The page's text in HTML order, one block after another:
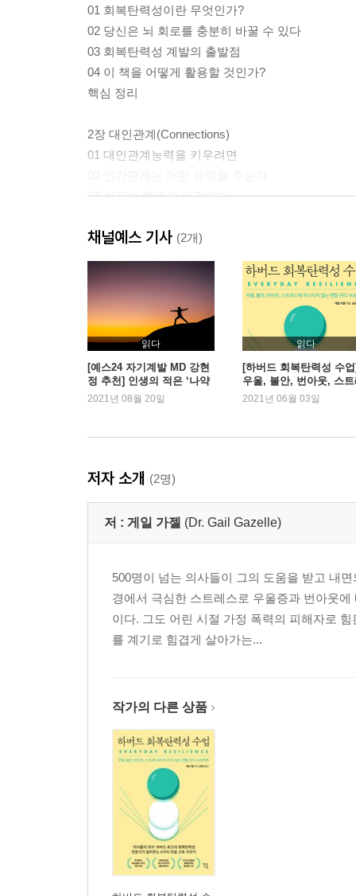
01 회복탄력성이란 무엇인가?
02 당신은 뇌 회로를 충분히 바꿀 수 있다
03 회복탄력성 계발의 출발점
04 이 책을 어떻게 활용할 것인가?
핵심 정리
2장 대인관계(Connections)
01 대인관계능력을 키우려면
03 섬김이 행복의 비결이다
3장 유연성(Flexibility)
01 유연성을 키우려면
02 세상의 모든 것은 변한다
03 관점을 바꾸면 사고가 유연해진다
핵심 정리
4장 끈기(Perseverance)
01 끈기를 키우려면
핵심 정리
5장 자기조절(Self-Regulation)
01 자기조절능력을 키우려면
핵심 정리
7장 자기돌봄(Self-Care)
01 자기돌봄능력을 키우려면
02 나는 판단이 아닌 공감의 대상이다
03 나만을 위한 시간을 따로 만들자
8장 회복탄력성은 마라톤이다
채널예스 기사 (2개)
읽다
[예스24 자기계발 MD 강현
정 추천] 인생의 적은 ‘나약
함’ 멘탈을 단단히!
2021년 08월 20일
읽다
[하버드 회복탄력성 수
우울, 불안, 번아웃, 스
스에 무너지지 않는 멘
리 프로젝트
2021년 06월 03일
저자 소개 (2명)
저 : 게일 가젤 (Dr. Gail Gazelle)
500명이 넘는 의사들이 그의 도움을 받고 내
경에서 극심한 스트레스로 우울증과 번아웃
이다. 그도 어린 시절 가정 폭력의 피해자로
를 계기로 힘겹게 살아가는...
작가의 다른 상품